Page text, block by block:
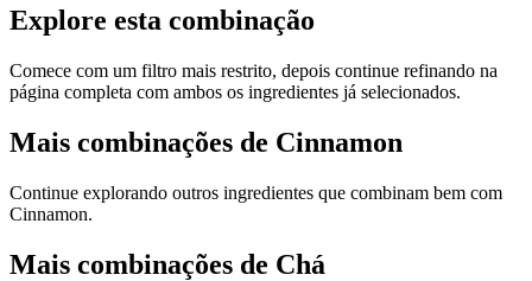
Explore esta combinação
Comece com um filtro mais restrito, depois continue refinando na
página completa com ambos os ingredientes já selecionados.
Mais combinações de Cinnamon
Continue explorando outros ingredientes que combinam bem com
Cinnamon.
Mais combinações de Chá